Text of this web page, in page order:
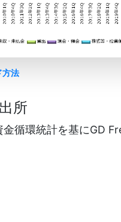
方法
所
金循環統計を基にGD